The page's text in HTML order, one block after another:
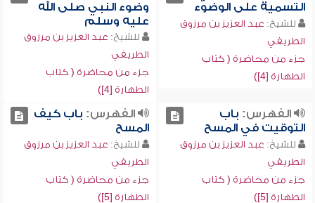
التسمية على الوضوء
للشيخ: عبد العزيز بن مرزوق
الطريفي
جزء من محاضرة ( كتاب
الطهارة [4])
وضوء النبي صلى الله
عليه وسلم
للشيخ: عبد العزيز بن مرزوق
الطريفي
جزء من محاضرة ( كتاب
الطهارة [4])
الفهرس: باب
التوقيت في المسح
للشيخ: عبد العزيز بن مرزوق
الطريفي
جزء من محاضرة ( كتاب
الطهارة [5])
الفهرس: باب كيف
المسح
للشيخ: عبد العزيز بن مرزوق
الطريفي
جزء من محاضرة ( كتاب
الطهارة [5])